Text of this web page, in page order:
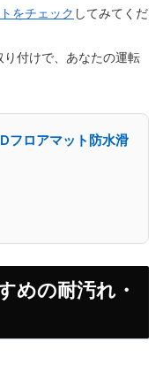
をチェック してみてくだ
付けで、あなたの運転
フロアマット防水滑
めの耐汚れ・